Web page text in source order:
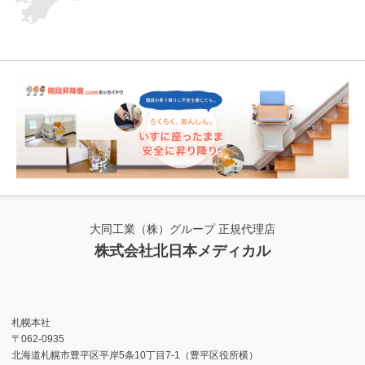
大同工業（株）グループ 正規代理店
株式会社北日本メディカル
札幌本社
〒062-0935
北海道札幌市豊平区平岸5条10丁目7-1（豊平区役所横）